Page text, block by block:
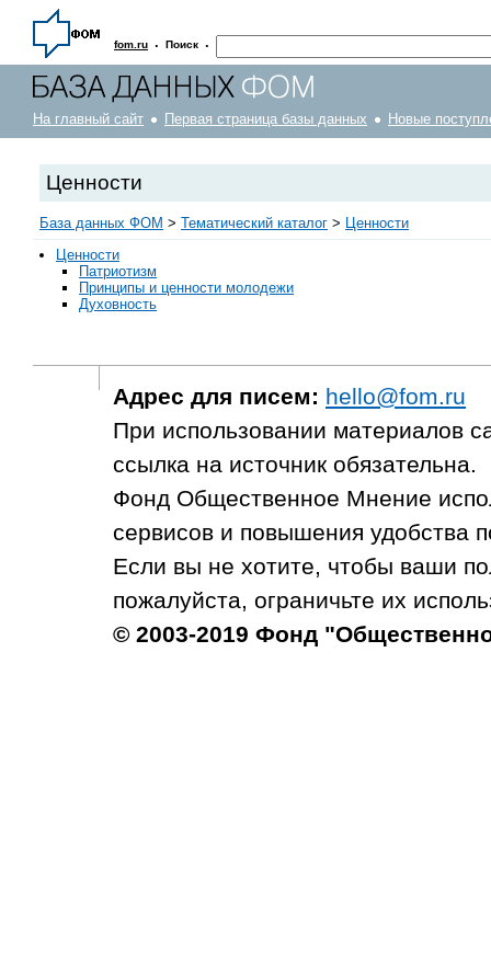
fom.ru · Поиск ·
На главный сайт Первая страница базы данных Новые
Ценности
База данных ФОМ > Тематический каталог > Ценности
Ценности
Патриотизм
Принципы и ценности молодежи
Духовность
Адрес для писем: hello@fom.ru
При использовании материалов
ссылка на источник обязательна.
Фонд Общественное Мнение
сервисов и повышения удобства
Если вы не хотите, чтобы ваши
пожалуйста, ограничьте их
© 2003-2019 Фонд